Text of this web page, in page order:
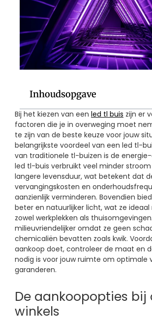
Inhoudsopgave
Bij het kiezen van een led tl buis zijn er
factoren die je in overweging moet
te zijn van de beste keuze voor jouw
belangrijkste voordeel van een led tl-
van traditionele tl-buizen is de
led tl-buis verbruikt veel minder
langere levensduur, wat betekent dat
vervangingskosten en
aanzienlijk verminderen. Bovendien
beter en natuurlijker licht, wat ze
zowel werkplekken als
milieuvriendelijker omdat ze geen
chemicaliën bevatten zoals kwik.
aankoop doet, controleer de maat en
nodig is voor jouw ruimte om optimale
garanderen.
De aankoopopties bij
winkels